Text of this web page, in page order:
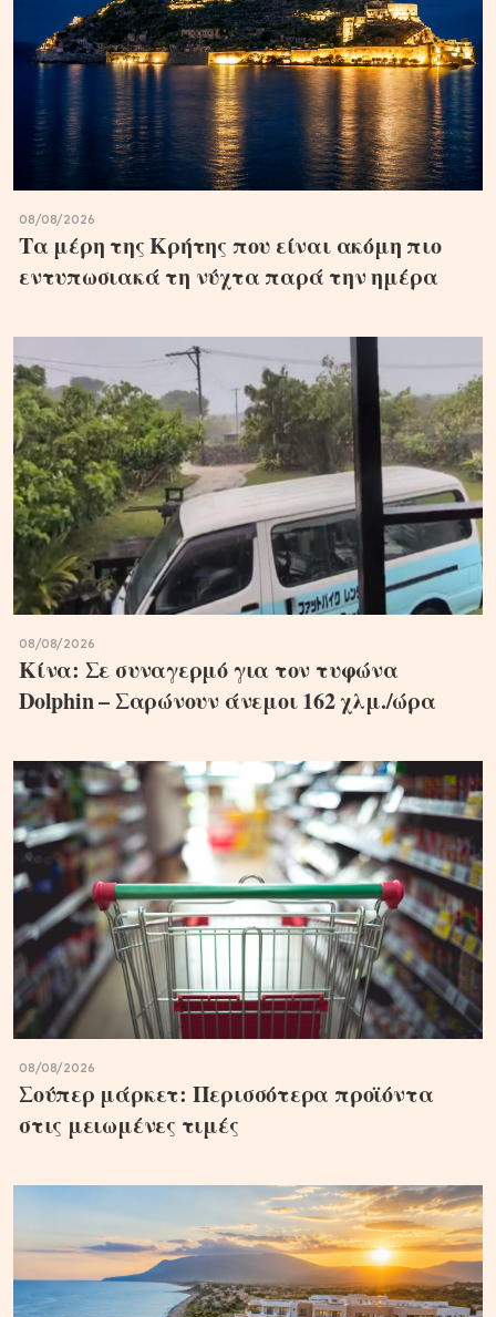
08/08/2026
Τα μέρη της Κρήτης που είναι ακόμη πιο
εντυπωσιακά τη νύχτα παρά την ημέρα
08/08/2026
Κίνα: Σε συναγερμό για τον τυφώνα
Dolphin – Σαρώνουν άνεμοι 162 χλμ./ώρα
08/08/2026
Σούπερ μάρκετ: Περισσότερα προϊόντα
στις μειωμένες τιμές